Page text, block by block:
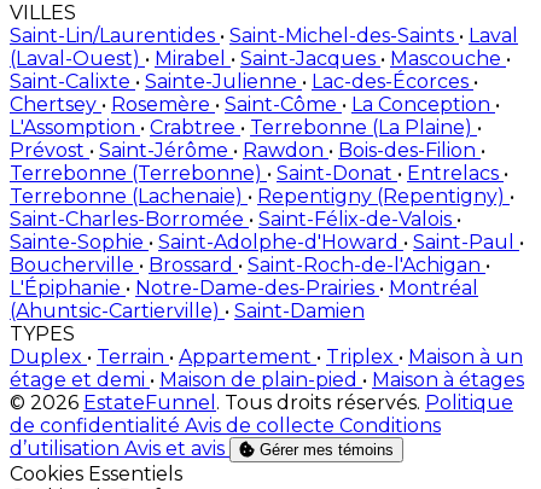
VILLES
Saint-Lin/Laurentides • Saint-Michel-des-Saints • Laval
(Laval-Ouest) • Mirabel • Saint-Jacques • Mascouche •
Saint-Calixte • Sainte-Julienne • Lac-des-Écorces •
Chertsey • Rosemère • Saint-Côme • La Conception •
L'Assomption • Crabtree • Terrebonne (La Plaine) •
Prévost • Saint-Jérôme • Rawdon • Bois-des-Filion •
Terrebonne (Terrebonne) • Saint-Donat • Entrelacs •
Terrebonne (Lachenaie) • Repentigny (Repentigny) •
Saint-Charles-Borromée • Saint-Félix-de-Valois •
Sainte-Sophie • Saint-Adolphe-d'Howard • Saint-Paul •
Boucherville • Brossard • Saint-Roch-de-l'Achigan •
L'Épiphanie • Notre-Dame-des-Prairies • Montréal
(Ahuntsic-Cartierville) • Saint-Damien
TYPES
Duplex • Terrain • Appartement • Triplex • Maison à un
étage et demi • Maison de plain-pied • Maison à étages
© 2026 EstateFunnel . Tous droits réservés. Politique
de confidentialité Avis de collecte Conditions
d’utilisation Avis et avis Gérer mes témoins
Activer
Cookies Essentiels